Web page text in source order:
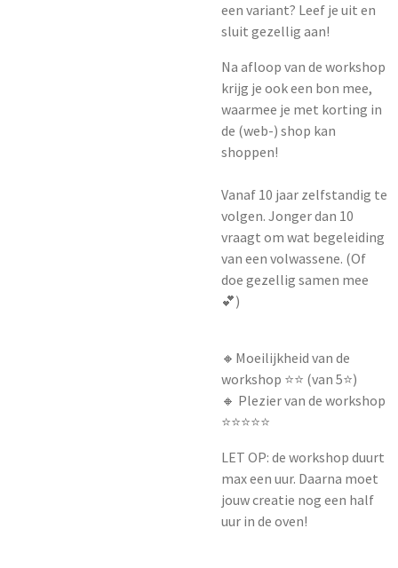
een variant? Leef je uit en
sluit gezellig aan!
Na afloop van de workshop
krijg je ook een bon mee,
waarmee je met korting in
de (web-) shop kan
shoppen!
Vanaf 10 jaar zelfstandig te
volgen. Jonger dan 10
vraagt om wat begeleiding
van een volwassene. (Of
doe gezellig samen mee
💕)
🔸Moeilijkheid van de
workshop ⭐️⭐️ (van 5⭐️)
🔸 Plezier van de workshop
⭐️⭐️⭐️⭐️⭐️
LET OP: de workshop duurt
max een uur. Daarna moet
jouw creatie nog een half
uur in de oven!